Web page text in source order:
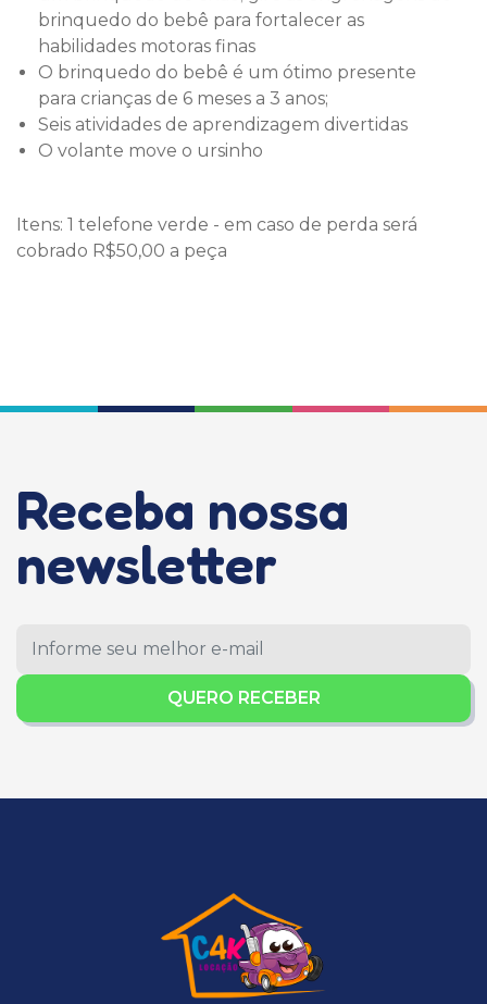
brinquedo do bebê para fortalecer as
habilidades motoras finas
O brinquedo do bebê é um ótimo presente
para crianças de 6 meses a 3 anos;
Seis atividades de aprendizagem divertidas
O volante move o ursinho
Itens: 1 telefone verde - em caso de perda será
cobrado R$50,00 a peça
Receba nossa
newsletter
QUERO RECEBER